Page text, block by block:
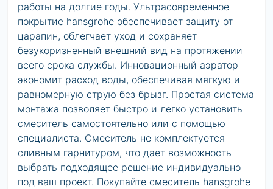
работы на долгие годы. Ультрасовременное
покрытие hansgrohe обеспечивает защиту от
царапин, облегчает уход и сохраняет
безукоризненный внешний вид на протяжении
всего срока службы. Инновационный аэратор
экономит расход воды, обеспечивая мягкую и
равномерную струю без брызг. Простая система
монтажа позволяет быстро и легко установить
смеситель самостоятельно или с помощью
специалиста. Смеситель не комплектуется
сливным гарнитуром, что дает возможность
выбрать подходящее решение индивидуально
под ваш проект. Покупайте смеситель hansgrohe